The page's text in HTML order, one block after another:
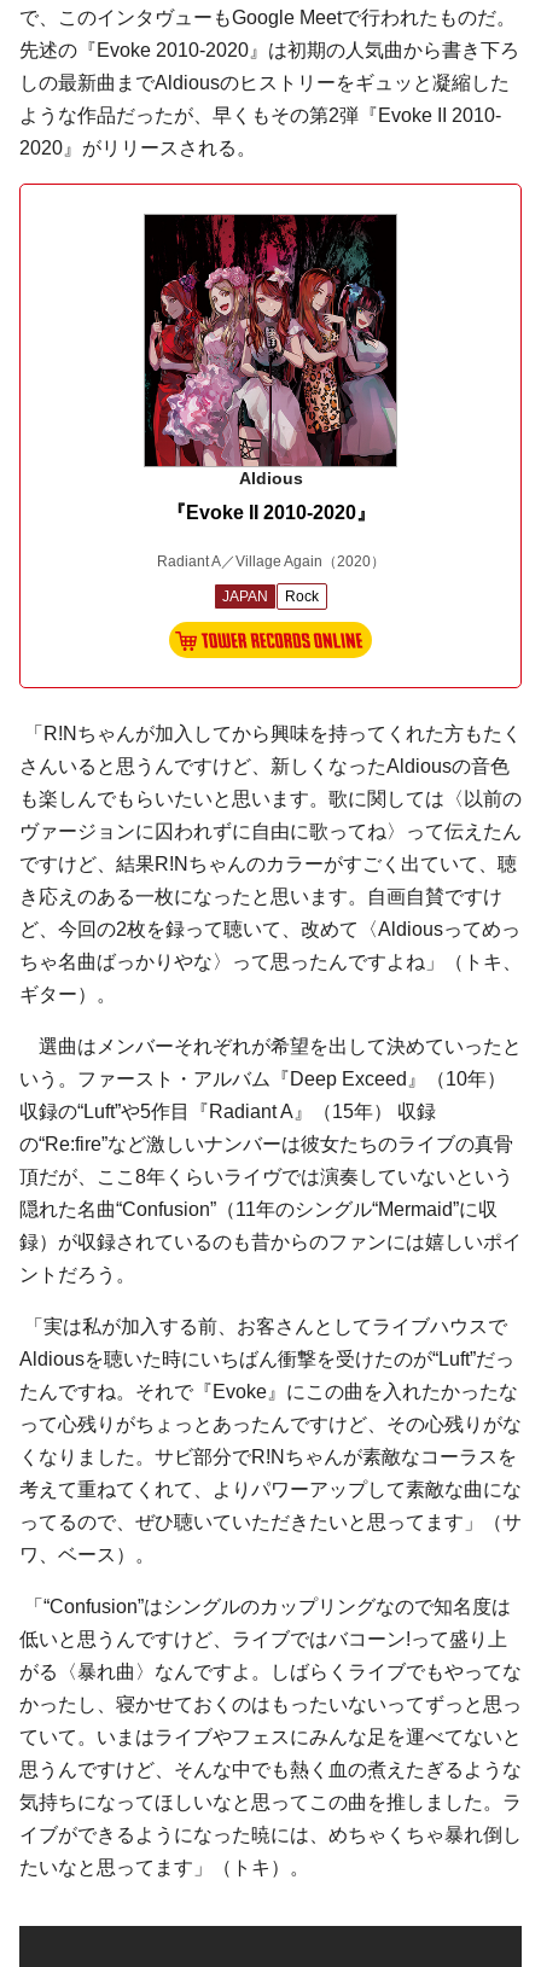
で、このインタヴューもGoogle Meetで行われたものだ。
先述の『Evoke 2010-2020』は初期の人気曲から書き下ろ
しの最新曲までAldiousのヒストリーをギュッと凝縮した
ような作品だったが、早くもその第2弾『Evoke II 2010-
2020』がリリースされる。
Aldious
『Evoke II 2010-2020』
Radiant A／Village Again （2020）
JAPAN Rock
「R!Nちゃんが加入してから興味を持ってくれた方もたく
さんいると思うんですけど、新しくなったAldiousの音色
も楽しんでもらいたいと思います。歌に関しては〈以前の
ヴァージョンに囚われずに自由に歌ってね〉って伝えたん
ですけど、結果R!Nちゃんのカラーがすごく出ていて、聴
き応えのある一枚になったと思います。自画自賛ですけ
ど、今回の2枚を録って聴いて、改めて〈Aldiousってめっ
ちゃ名曲ばっかりやな〉って思ったんですよね」（トキ、
ギター）。
選曲はメンバーそれぞれが希望を出して決めていったと
いう。ファースト・アルバム『Deep Exceed』（10年）
収録の“Luft”や5作目『Radiant A』（15年） 収録
の“Re:fire”など激しいナンバーは彼女たちのライブの真骨
頂だが、ここ8年くらいライヴでは演奏していないという
隠れた名曲“Confusion”（11年のシングル“Mermaid”に収
録）が収録されているのも昔からのファンには嬉しいポイ
ントだろう。
「実は私が加入する前、お客さんとしてライブハウスで
Aldiousを聴いた時にいちばん衝撃を受けたのが“Luft”だっ
たんですね。それで『Evoke』にこの曲を入れたかったな
って心残りがちょっとあったんですけど、その心残りがな
くなりました。サビ部分でR!Nちゃんが素敵なコーラスを
考えて重ねてくれて、よりパワーアップして素敵な曲にな
ってるので、ぜひ聴いていただきたいと思ってます」（サ
ワ、ベース）。
「“Confusion”はシングルのカップリングなので知名度は
低いと思うんですけど、ライブではバコーン!って盛り上
がる〈暴れ曲〉なんですよ。しばらくライブでもやってな
かったし、寝かせておくのはもったいないってずっと思っ
ていて。いまはライブやフェスにみんな足を運べてないと
思うんですけど、そんな中でも熱く血の煮えたぎるような
気持ちになってほしいなと思ってこの曲を推しました。ラ
イブができるようになった暁には、めちゃくちゃ暴れ倒し
たいなと思ってます」（トキ）。